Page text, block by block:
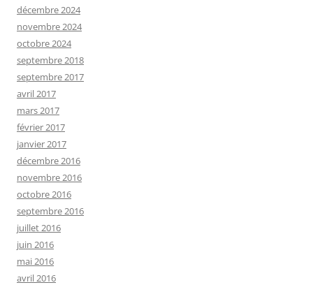
décembre 2024
novembre 2024
octobre 2024
septembre 2018
septembre 2017
avril 2017
mars 2017
février 2017
janvier 2017
décembre 2016
novembre 2016
octobre 2016
septembre 2016
juillet 2016
juin 2016
mai 2016
avril 2016